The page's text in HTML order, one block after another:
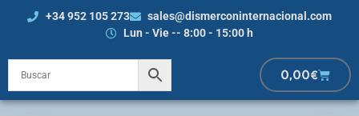
+34 952 105 273
sales@dismerconinternacional.com
Lun - Vie -- 8:00 - 15:00 h
0,00€